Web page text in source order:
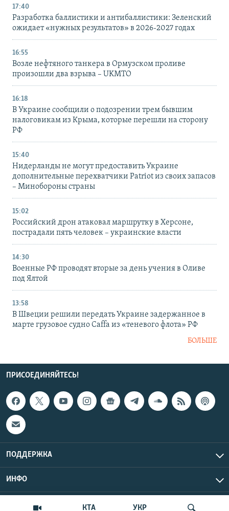
КТА УКР
17:40
Разработка баллистики и антибаллистики: Зеленский
ожидает «нужных результатов» в 2026-2027 годах
16:55
Возле нефтяного танкера в Ормузском проливе
произошли два взрыва – UKMTO
16:18
В Украине сообщили о подозрении трем бывшим
налоговикам из Крыма, которые перешли на сторону
РФ
15:40
Нидерланды не могут предоставить Украине
дополнительные перехватчики Patriot из своих запасов
– Минобороны страны
15:02
Российский дрон атаковал маршрутку в Херсоне,
пострадали пять человек – украинские власти
14:30
Военные РФ проводят вторые за день учения в Оливе
под Ялтой
13:58
В Швеции решили передать Украине задержанное в
марте грузовое судно Caffa из «теневого флота» РФ
БОЛЬШЕ
ПРИСОЕДИНЯЙТЕСЬ!
ПОДДЕРЖКА
ИНФО
Copyright Крым.Реалии, 2026 | Все права защищены.
UTC+3